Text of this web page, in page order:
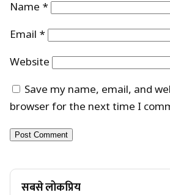
Name *
Email *
Website
Save my name, email, and
browser for the next time I
सबसे लोकप्रिय